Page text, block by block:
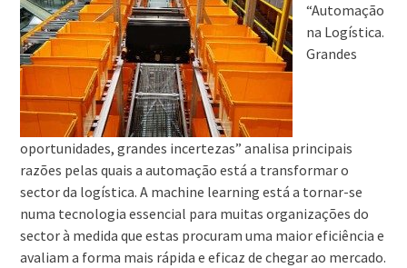
“Automação
na Logística.
Grandes
oportunidades, grandes incertezas” analisa principais
razões pelas quais a automação está a transformar o
sector da logística. A machine learning está a tornar-se
numa tecnologia essencial para muitas organizações do
sector à medida que estas procuram uma maior eficiência e
avaliam a forma mais rápida e eficaz de chegar ao mercado.